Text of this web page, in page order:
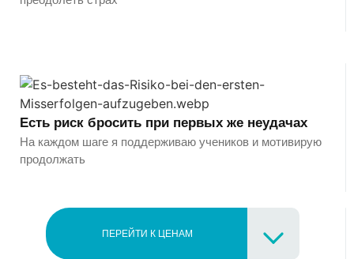
Есть риск бросить при первых же неудачах
На каждом шаге я поддерживаю учеников и мотивирую
продолжать
ПЕРЕЙТИ К ЦЕНАМ